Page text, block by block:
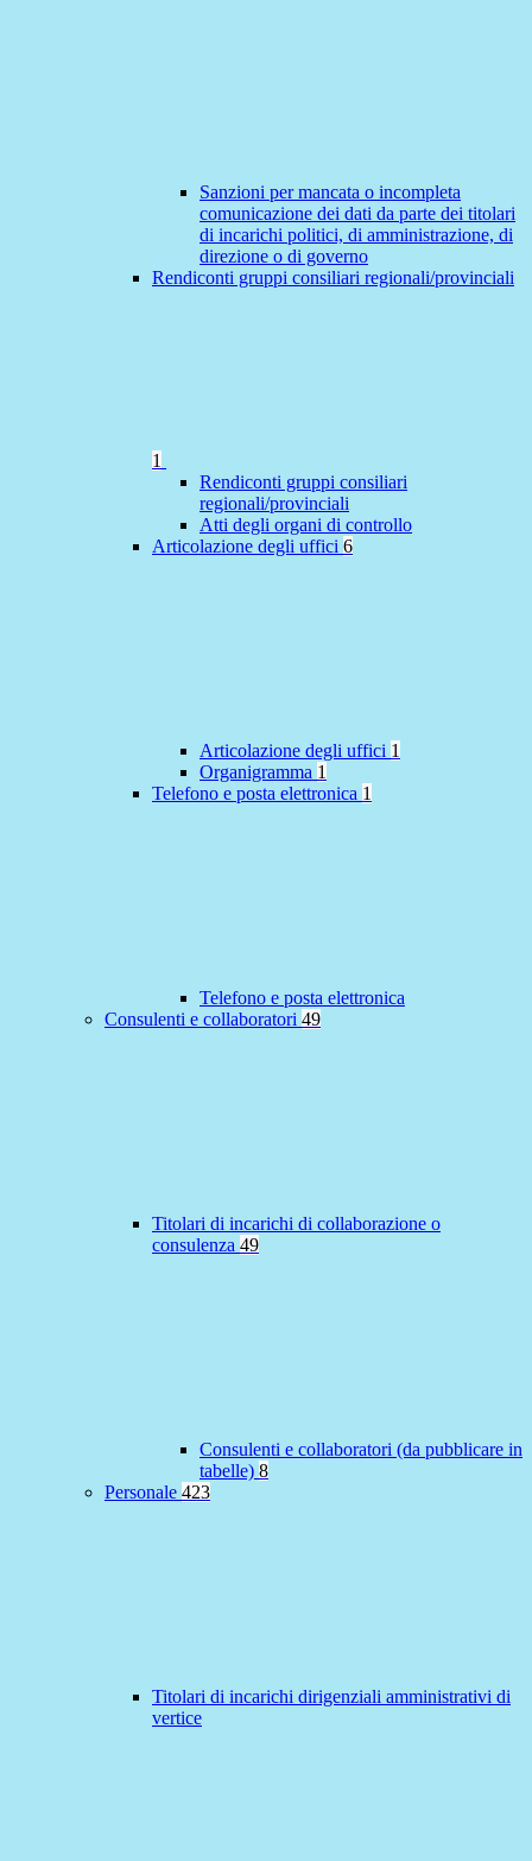
Sanzioni per mancata o incompleta
comunicazione dei dati da parte dei titolari
di incarichi politici, di amministrazione, di
direzione o di governo
Rendiconti gruppi consiliari regionali/provinciali
1
Rendiconti gruppi consiliari
regionali/provinciali
Atti degli organi di controllo
Articolazione degli uffici 6
Articolazione degli uffici 1
Organigramma 1
Telefono e posta elettronica 1
Telefono e posta elettronica
Consulenti e collaboratori 49
Titolari di incarichi di collaborazione o
consulenza 49
Consulenti e collaboratori (da pubblicare in
tabelle) 8
Personale 423
Titolari di incarichi dirigenziali amministrativi di
vertice